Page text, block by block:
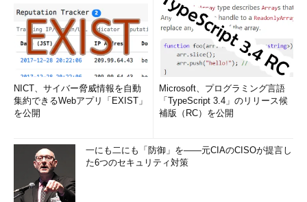
NICT、サイバー脅威情報を自動
集約できるWebアプリ「EXIST」
を公開
Microsoft、プログラミング言語
「TypeScript 3.4」のリリース候
補版（RC）を公開
一にも二にも「防御」を――元CIAのCISOが提言し
た6つのセキュリティ対策